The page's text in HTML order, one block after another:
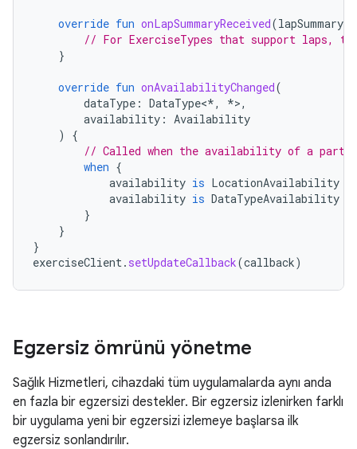
override fun onLapSummaryReceived(lapSummary
// For ExerciseTypes that support laps,
}
override fun onAvailabilityChanged(
dataType : DataType<*, *>,
availability : Availability
)
{
// Called when the availability of a
when {
availability is LocationAvailability
availability is DataTypeAvailability
}
}
}
exerciseClient. setUpdateCallback(callback)
Egzersiz ömrünü yönetme
Sağlık Hizmetleri, cihazdaki tüm uygulamalarda aynı anda
en fazla bir egzersizi destekler. Bir egzersiz izlenirken farklı
bir uygulama yeni bir egzersizi izlemeye başlarsa ilk
egzersiz sonlandırılır.